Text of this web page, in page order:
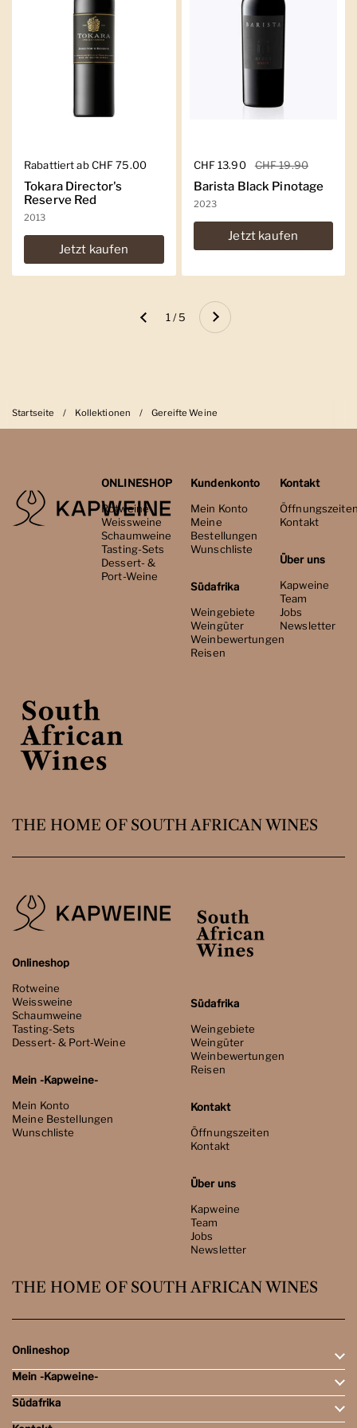
Regulärer Preis
Rabattiert ab CHF 75.00
Tokara Director's
Reserve Red
2013
Jetzt kaufen
Regulärer Preis
CHF 13.90 Sale-Preis
CHF 19.90
Barista Black Pinotage
2023
Jetzt kaufen
Zurück 1 / 5 Weiter
Startseite / Kollektionen / Gereifte Weine
ONLINESHOP
Rotweine
Weissweine
Schaumweine
Tasting-Sets
Dessert- &
Port-Weine
Kundenkonto
Mein Konto
Meine
Bestellungen
Wunschliste
Südafrika
Weingebiete
Weingüter
Weinbewertungen
Reisen
Kontakt
Kontakt
Über uns
Kapweine
Team
Jobs
Newsletter
THE HOME OF SOUTH AFRICAN WINES
Onlineshop
Rotweine
Weissweine
Schaumweine
Tasting-Sets
Dessert- & Port-Weine
Mein -Kapweine-
Mein Konto
Meine Bestellungen
Wunschliste
Südafrika
Weingebiete
Weingüter
Weinbewertungen
Reisen
Kontakt
Öffnungszeiten
Kontakt
Über uns
Kapweine
Team
Jobs
Newsletter
THE HOME OF SOUTH AFRICAN WINES
Onlineshop
Rotweine
Weissweine
Schaumweine
Tasting-Sets
Mein -Kapweine-
Mein Konto
Meine Bestellungen
Südafrika